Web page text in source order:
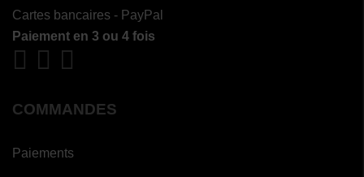
Cartes bancaires - PayPal
Paiement en 3 ou 4 fois
COMMANDES
Paiements